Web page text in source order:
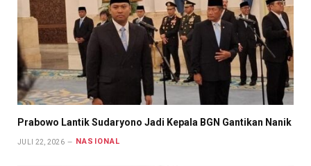
Prabowo Lantik Sudaryono Jadi Kepala BGN Gantikan Nanik
JULI 22, 2026 NASIONAL